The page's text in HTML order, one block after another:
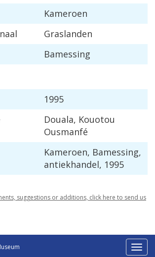
Kameroen
Graslanden
Bamessing
1995
Douala, Kouotou
Ousmanfé
Kameroen, Bamessing,
antiekhandel, 1995
suggestions or additions, click here to send us